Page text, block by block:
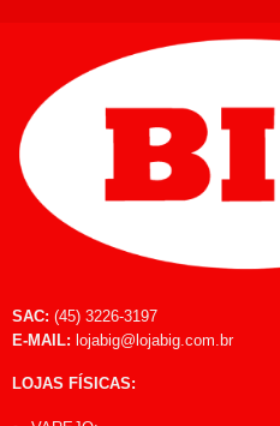
SAC: (45) 3226-3197
E-MAIL: lojabig@lojabig.com.br
LOJAS FÍSICAS: